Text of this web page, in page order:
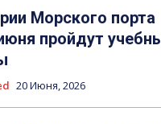
Морского порта
пройдут
20 Июня, 2026